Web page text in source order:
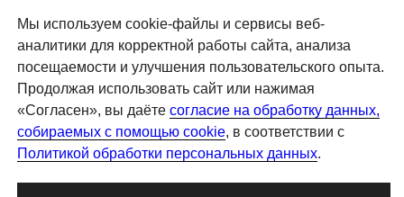
Мы используем cookie-файлы и сервисы веб-
аналитики для корректной работы сайта, анализа
посещаемости и улучшения пользовательского опыта.
Продолжая использовать сайт или нажимая
«Согласен», вы даёте согласие на обработку данных,
собираемых с помощью cookie, в соответствии с
Политикой обработки персональных данных.